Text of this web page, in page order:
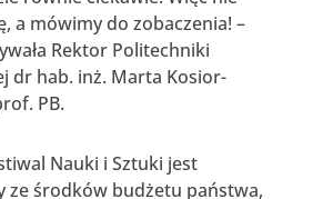
a mówimy do zobaczenia! –
Rektor Politechniki
dr hab. inż. Marta Kosior-
PB.
Nauki i Sztuki jest
ze środków budżetu państwa,